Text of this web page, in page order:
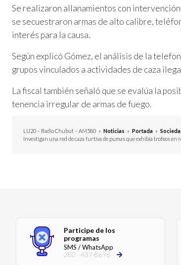
Se realizaron allanamientos con
se secuestraron armas de alto calibre,
interés para la causa.
Según explicó Gómez, el análisis de la
grupos vinculados a actividades de caza
La fiscal también señaló que se evalúa la
tenencia irregular de armas de fuego.
LU20 – Radio Chubut – AM580 » Noticias » Portada »
Investigan una red de caza furtiva de pumas que exhibía trofeos en
Participe de los
programas
SMS / WhatsApp
280 - 437-8696